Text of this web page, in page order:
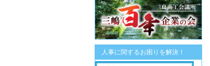
人事に関するお困りを解決！